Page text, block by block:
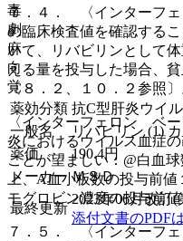
７．４． 〈インターフ
の臨床検査値を確認する
いて、リバビリンとして
える量を投与した場合、
〔８．２、１０．２参照〕
〈インターフェロン ベ
炎におけるウイルス血症
ことが望ましい：@白血
上、A血小板数の投与前
モグロビン濃度の投与前値
７．５． 〈インターフ
毒
劇
麻
向
覚
薬効分類 抗C型肝炎ウイ
一般名
リバビリン (1)
薬価
190.4円
メーカー ＭＳＤ
最終更新
2023年06月改訂(
添付文書のPDF